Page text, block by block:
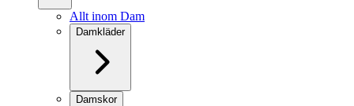
Allt inom Dam
Damkläder
Damskor